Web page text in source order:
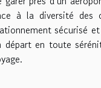
à la diversité des
sécurisé
départ en toute